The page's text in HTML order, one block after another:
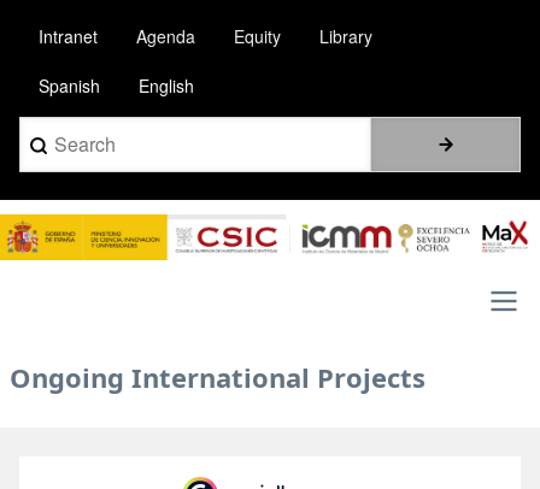
contenido
principal
Intranet Agenda Equity Library
Spanish English
Search
Image
navigation
Ongoing International Projects